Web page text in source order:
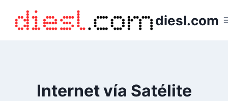
contenido
diesl.com
Internet vía Satélite